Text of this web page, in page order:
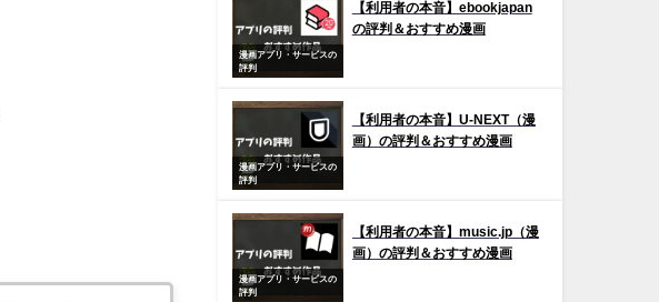
漫画アプリ・サービスの
評判
【利用者の本音】ebookjapan
の評判＆おすすめ漫画
漫画アプリ・サービスの
評判
【利用者の本音】U-NEXT（漫
画）の評判＆おすすめ漫画
漫画アプリ・サービスの
評判
【利用者の本音】music.jp（漫
画）の評判＆おすすめ漫画